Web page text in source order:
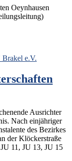
Oeynhausen
e.V.
Ausrichter
Nach einjähriger
des Bezirkes
der Klöckerstraße
11, JU 13, JU 15